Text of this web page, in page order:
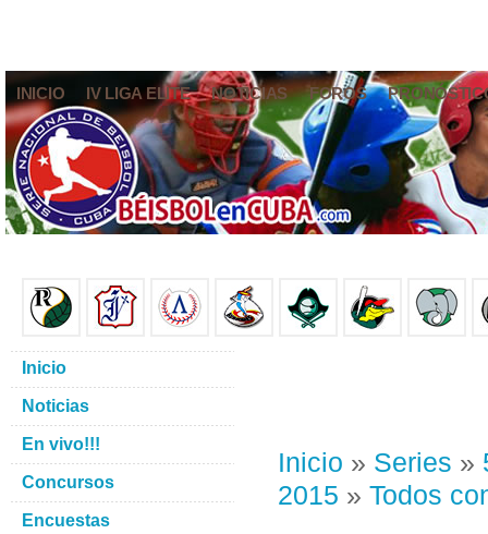
INICIO IV LIGA ELITE NOTICIAS FOROS
Inicio » Series »
2015 » Todos
Inicio
Noticias
En vivo!!!
Concursos
Encuestas